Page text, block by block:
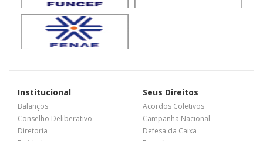
Institucional
Balanços
Conselho Deliberativo
Diretoria
Seus Direitos
Acordos Coletivos
Campanha Nacional
Defesa da Caixa